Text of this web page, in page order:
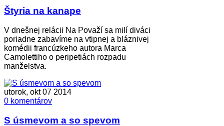
Štyria na kanape
V dnešnej relácii Na Považí sa milí diváci
poriadne zabavíme na vtipnej a bláznivej
komédii francúzkeho autora Marca
Camolettiho o peripetiách rozpadu
manželstva.
utorok, okt 07 2014
0 komentárov
S úsmevom a so spevom